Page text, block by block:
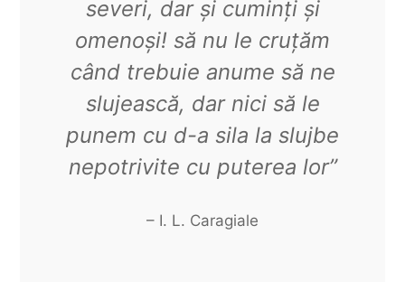
severi, dar și cuminți și
omenoși! să nu le cruțăm
când trebuie anume să ne
slujească, dar nici să le
punem cu d-a sila la slujbe
nepotrivite cu puterea lor”
– I. L. Caragiale